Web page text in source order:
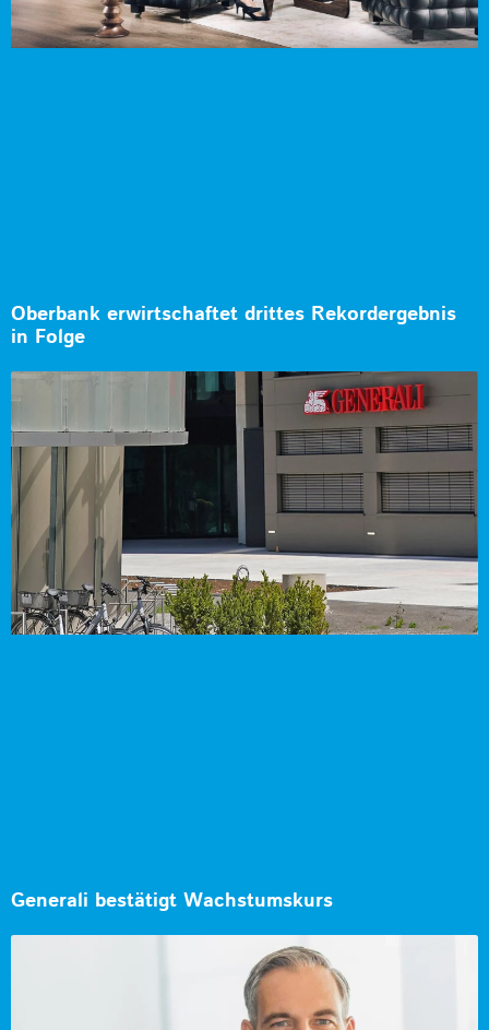
Oberbank erwirtschaftet drittes Rekordergebnis
in Folge
Generali bestätigt Wachstumskurs